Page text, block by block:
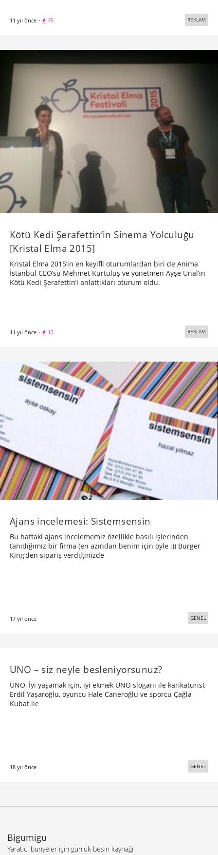
11 yıl önce · 75 REKLAM
Kötü Kedi Şerafettin’in Sinema Yolculuğu
[Kristal Elma 2015]
Kristal Elma 2015’in en keyifli oturumlardan biri de Anima
İstanbul CEO’su Mehmet Kurtuluş ve yönetmen Ayşe Ünal’ın
Kötü Kedi Şerafettin’i anlattıkları oturum oldu.
11 yıl önce · 12 REKLAM
Ajans incelemesi: Sistemsensin
Bu haftaki ajans incelememiz özellikle basılı işlerinden
tanıdığımız bir firma (en azından benim için öyle :)) Burger
King‘den sipariş verdiğinizde
17 yıl önce GENEL
UNO – siz neyle besleniyorsunuz?
UNO, İyi yaşamak için, iyi ekmek UNO sloganı ile karikaturist
Erdil Yaşaroğlu, oyuncu Hale Caneroğlu ve sporcu Çağla
Kubat ile
18 yıl önce GENEL
Bigumigu
Yaratıcı bünyeler için günlük besin kaynağı